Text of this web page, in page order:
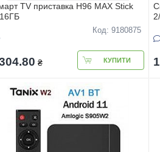
TV приставка H96 MAX Stick
Код: 9180875
₴ КУПИТИ